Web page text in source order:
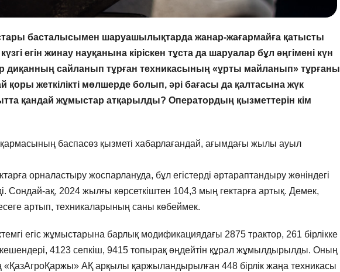
басталысымен шаруашылықтарда жанар-жағармайға қатысты
егін жинау науқанына кіріскен тұста да шаруалар бұл әңгімені күн
диқанның сайланып тұрған техникасының «ұрты майланып» тұрғаны
қоры жеткілікті мөлшерде болып, әрі бағасы да қалтасына жүк
қандай жұмыстар атқарылды? Оператордың қызметтерін кім
баспасөз қызметі хабарлағандай, ағымдағы жылы ауыл
орналастыру жоспарлануда, бұл егістерді әртараптандыру жөніндегі
Сондай-ақ, 2024 жылғы көрсеткіштен 104,3 мың гектарға артық. Демек,
артып, техникаларының саны көбеймек.
егіс жұмыстарына барлық модификациядағы 2875 трактор, 261 бірлікке
кешендері, 4123 сепкіш, 9415 топырақ өңдейтін құрал жұмылдырылды. Оның
АҚ арқылы қаржыландырылған 448 бірлік жаңа техникасы